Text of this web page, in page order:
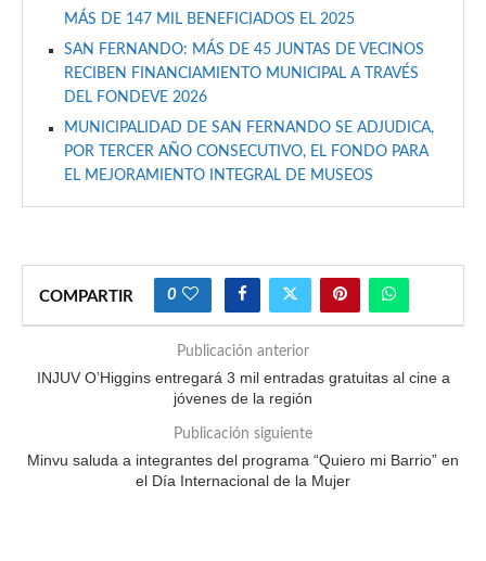
MÁS DE 147 MIL BENEFICIADOS EL 2025
SAN FERNANDO: MÁS DE 45 JUNTAS DE VECINOS
RECIBEN FINANCIAMIENTO MUNICIPAL A TRAVÉS
DEL FONDEVE 2026
MUNICIPALIDAD DE SAN FERNANDO SE ADJUDICA,
POR TERCER AÑO CONSECUTIVO, EL FONDO PARA
EL MEJORAMIENTO INTEGRAL DE MUSEOS
COMPARTIR 0
Publicación anterior
INJUV O’Higgins entregará 3 mil entradas gratuitas al cine a
jóvenes de la región
Publicación siguiente
Minvu saluda a integrantes del programa “Quiero mi Barrio” en
el Día Internacional de la Mujer